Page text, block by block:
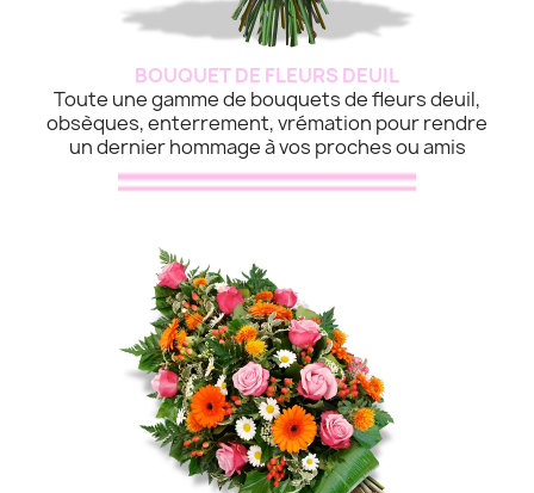
BOUQUET DE FLEURS DEUIL
Toute une gamme de bouquets de fleurs deuil,
obsèques, enterrement, vrémation pour rendre
un dernier hommage à vos proches ou amis